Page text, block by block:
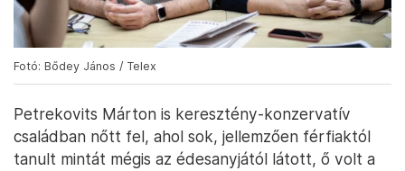
Fotó: Bődey János / Telex
Petrekovits Márton is keresztény-konzervatív
családban nőtt fel, ahol sok, jellemzően férfiaktól
tanult mintát mégis az édesanyjától látott, ő volt a